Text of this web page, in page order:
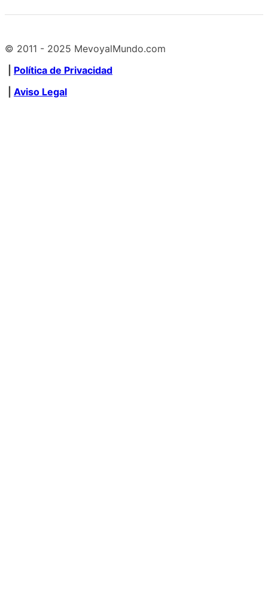
© 2011 - 2025 MevoyalMundo.com
Política de Privacidad
Aviso Legal